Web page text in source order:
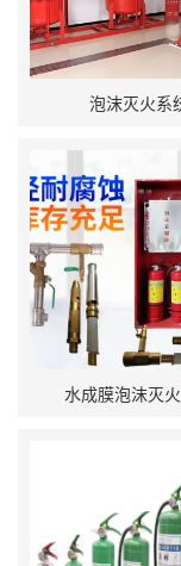
泡沫灭火系
水成膜泡沫灭